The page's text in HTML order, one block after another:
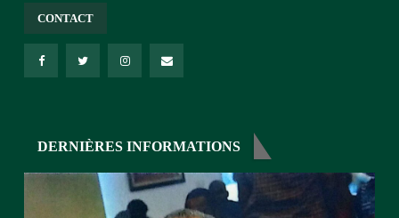
CONTACT
DERNIÈRES INFORMATIONS